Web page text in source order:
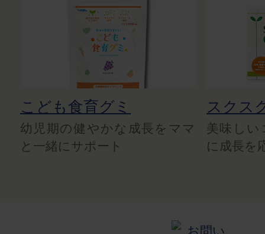
こども食育グミ
幼児期の健やかな成長をママ
と一緒にサポート
スクス
美味しい
に成長を